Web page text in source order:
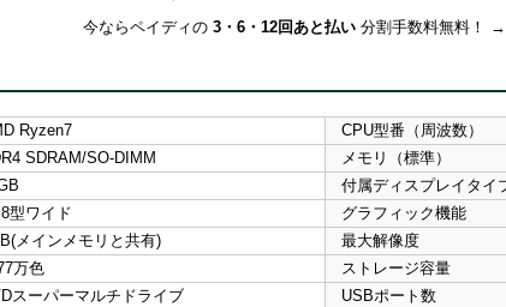
今ならペイディの 3・6・12回あと払い 分割手数料無料！ →
Ryzen7 CPU型番（周波数）
SDRAM/SO-DIMM メモリ（標準）
付属ディスプレイタイ
型ワイド グラフィック機能
メインメモリと共有) 最大解像度
万色 ストレージ容量
スーパーマルチドライブ USBポート数